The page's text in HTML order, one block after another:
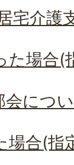
宅介護
た場合(
会につ
合(指